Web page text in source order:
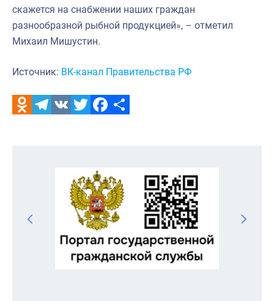
скажется на снабжении наших граждан
разнообразной рыбной продукцией», – отметил
Михаил Мишустин.
Источник: ВК-канал Правительства РФ